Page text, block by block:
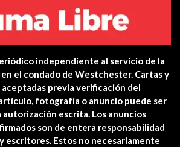
PD Commissioner
Hispanic…
en cines: The Unholy (Ten
a quién…
CON LAS ESTAFAS DE
COVID EN…
independiente al servicio de la
el condado de Westchester. Cartas y
previa verificación del
fotografía o anuncio puede ser
autorización escrita. Los anuncios
son de entera responsabilidad
escritores. Estos no necesariamente